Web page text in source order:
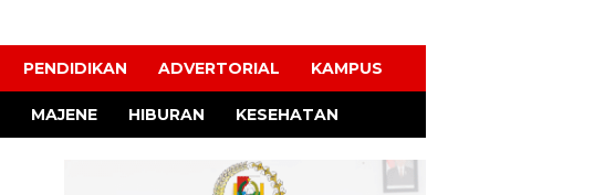
PENDIDIKAN ADVERTORIAL KAMPUS
MAJENE HIBURAN KESEHATAN